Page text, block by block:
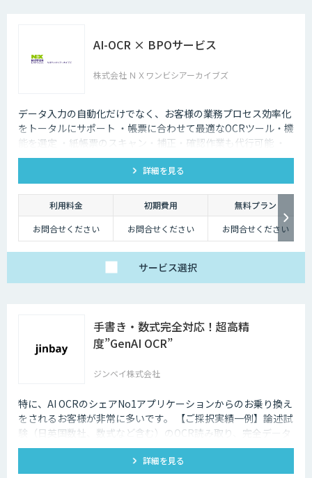
AI-OCR × BPOサービス
株式会社 ＮＸワンビシアーカイブズ
データ入力の自動化だけでなく、お客様の業務プロセス効率化
をトータルにサポート ・帳票に合わせて最適なOCRツール・機
能を選定 ・紙帳票のスキャン・補正・確認作業も代行可能 ・
活用シーンに合わせて出力データを加工して納品
詳細を見る
利用料金 初期費用
無料プラン
お問合せください
お問合せください お問合せください
サービス選択
手書き・数式完全対応！超高精
度”GenAI OCR”
ジンベイ株式会社
特に、AI OCRのシェアNo1アプリケーションからのお乗り換え
をされるお客様が非常に多いです。 【ご採択実績一例】論述試
験（日英国数社、数式など含む）のOCR読み取り、完全データ
化を実現。
詳細を見る